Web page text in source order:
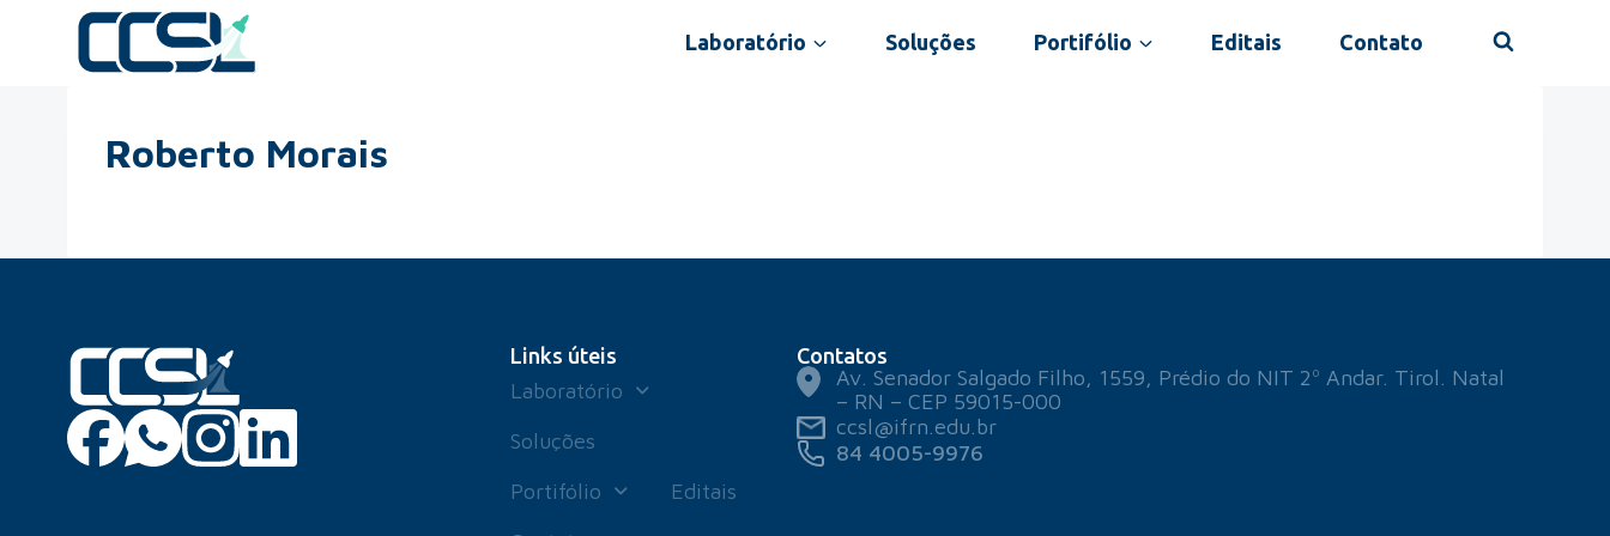
Laboratório Soluções Portifólio Editais Contato
Roberto Morais
Links úteis
Laboratório
Soluções
Portifólio
Editais
Contatos
Av. Senador Salgado Filho, 1559, Prédio do NIT 2º Andar. Tirol. Natal
– RN – CEP 59015-000
ccsl@ifrn.edu.br
84 4005-9976